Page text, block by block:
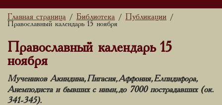
Главная страница / Библиотека / Публикации /
Православный календарь 15 ноября
Православный календарь 15
ноября
Мучеников Акиндина, Пигасия, Аффония, Елпидифора,
Анемподиста и бывших с ними, до 7000 пострадавших (ок.
341-345).